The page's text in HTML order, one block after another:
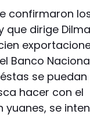
confirmaron
que dirige
Banco
se
hacer con el
se